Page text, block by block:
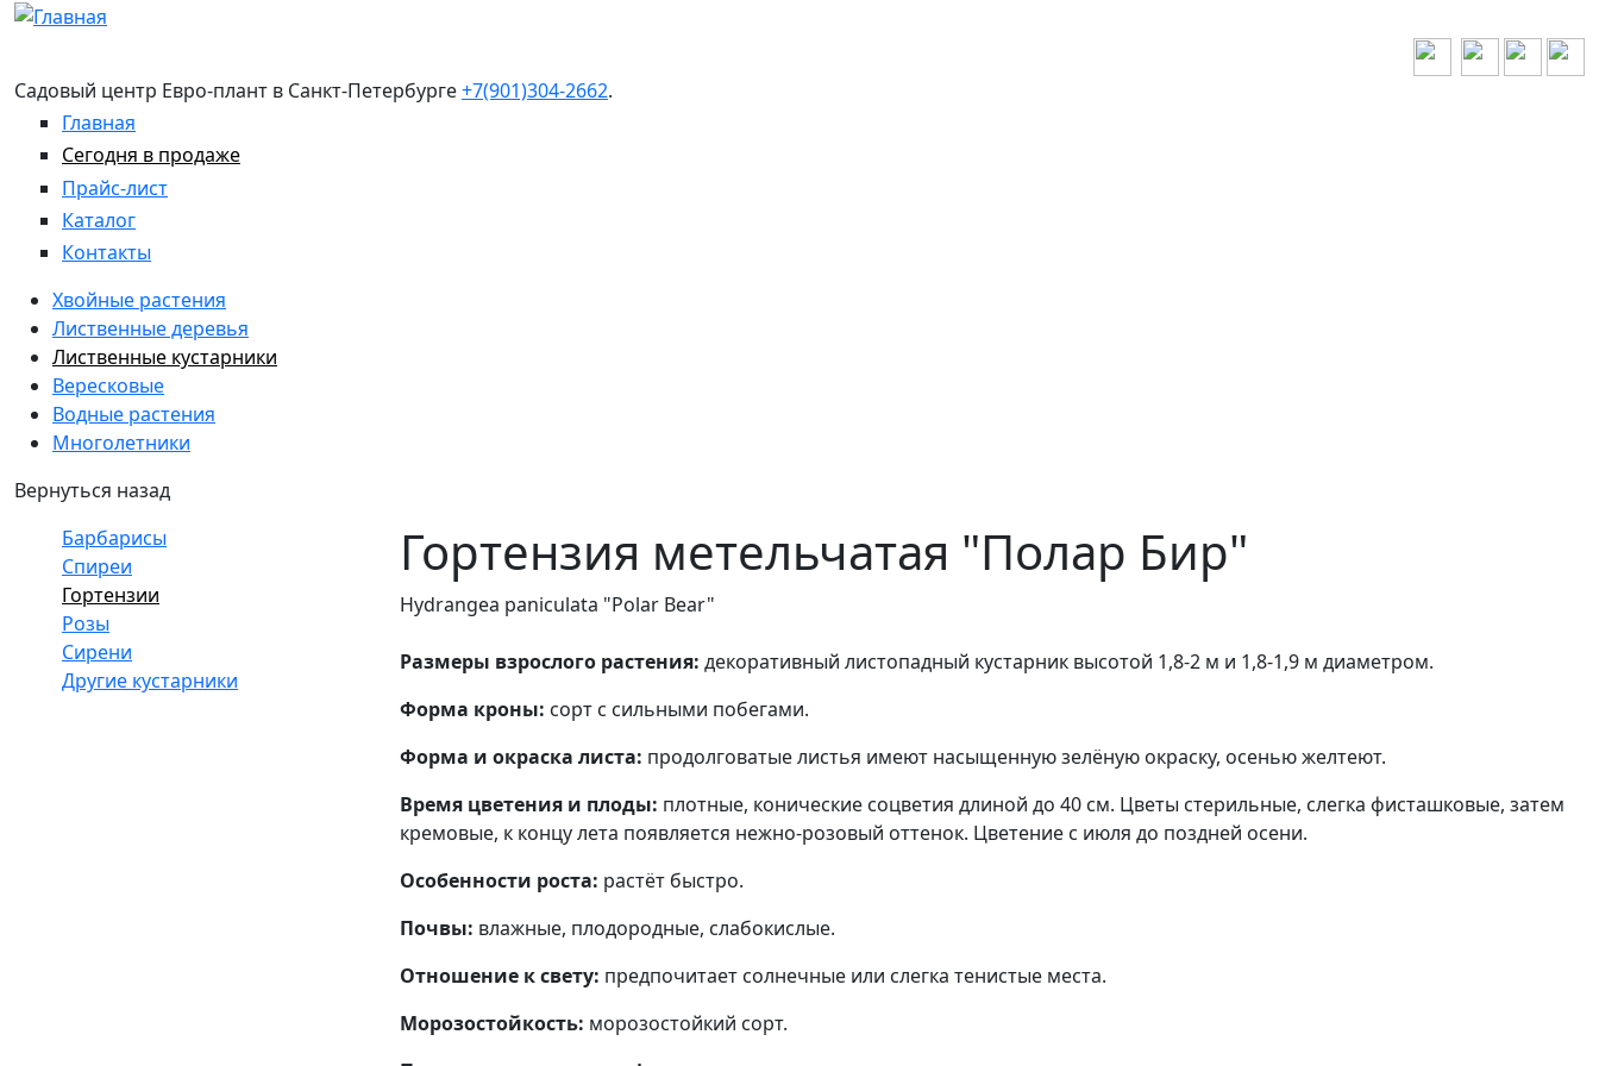
Перейти к основному содержанию
Садовый центр Евро-плант в Санкт-Петербурге+7(901)304-2662.
Главная
Сегодня в продаже
Прайс-лист
Каталог
Контакты
Хвойные растения
Лиственные деревья
Лиственные кустарники
Вересковые
Водные растения
Многолетники
Вернуться назад
Барбарисы
Спиреи
Гортензии
Розы
Сирени
Другие кустарники
Гортензия метельчатая "Полар Бир"
Hydrangea paniculata "Polar Bear"
Размеры взрослого растения: декоративный листопадный кустарник высотой 1,8-2 м и 1,8-1,9 м диаметром.
Форма кроны: сорт с сильными побегами.
Форма и окраска листа: продолговатые листья имеют насыщенную зелёную окраску, осенью желтеют.
Время цветения и плоды: плотные, конические соцветия длиной до 40 см. Цветы стерильные, слегка фисташковые, затем
кремовые, к концу лета появляется нежно-розовый оттенок. Цветение с июля до поздней осени.
Особенности роста: растёт быстро.
Почвы: влажные, плодородные, слабокислые.
Отношение к свету: предпочитает солнечные или слегка тенистые места.
Морозостойкость: морозостойкий сорт.